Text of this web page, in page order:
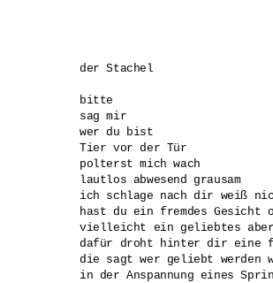
der Stachel
bitte
sag mir
wer du bist
Tier vor der Tür
polterst mich wach
lautlos abwesend grausam
ich schlage nach dir weiß
hast du ein fremdes Gesicht
vielleicht ein geliebtes
dafür droht hinter dir eine
die sagt wer geliebt werden
in der Anspannung eines